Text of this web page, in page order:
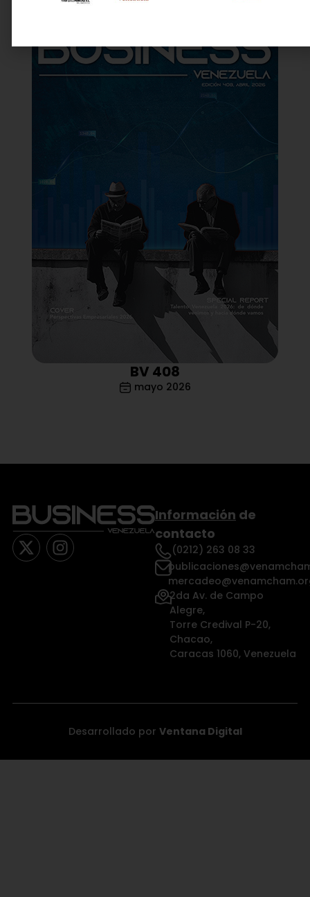
BV 408
mayo 2026
Información de
contacto
(0212) 263 08 33
2da Av. de Campo
Alegre,
Torre Credival P-20,
Chacao,
Caracas 1060, Venezuela
Desarrollado por Ventana Digital